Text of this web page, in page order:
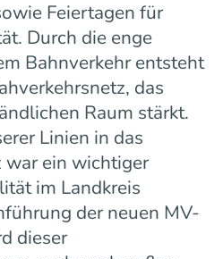
Feiertagen für
Durch die enge
Bahnverkehr entsteht
das
Raum stärkt.
Linien in das
ein wichtiger
im Landkreis
der neuen MV-
dieser